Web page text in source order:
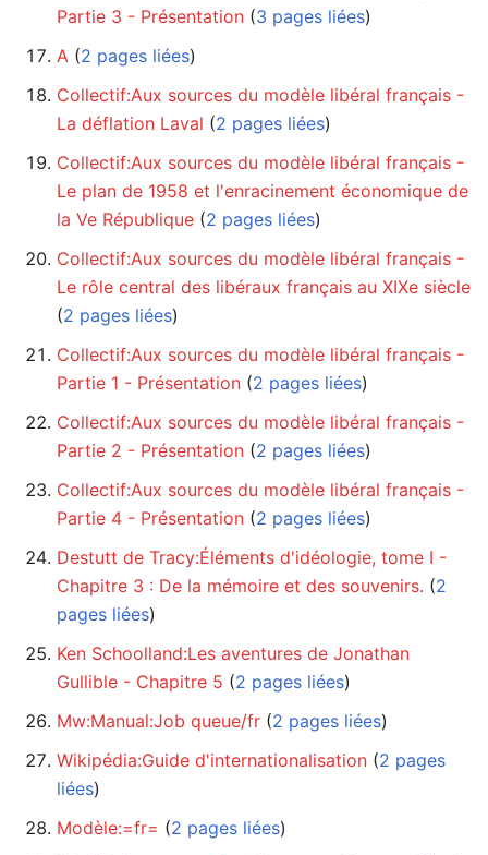
Partie 3 - Présentation ‏‎ (3 pages liées)
A ‏‎ (2 pages liées)
Collectif:Aux sources du modèle libéral français -
La déflation Laval ‏‎ (2 pages liées)
Collectif:Aux sources du modèle libéral français -
Le plan de 1958 et l'enracinement économique de
la Ve République ‏‎ (2 pages liées)
Collectif:Aux sources du modèle libéral français -
Le rôle central des libéraux français au XIXe siècle
(2 pages liées)
Collectif:Aux sources du modèle libéral français -
Partie 1 - Présentation ‏‎ (2 pages liées)
Collectif:Aux sources du modèle libéral français -
Partie 2 - Présentation ‏‎ (2 pages liées)
Collectif:Aux sources du modèle libéral français -
Partie 4 - Présentation ‏‎ (2 pages liées)
Destutt de Tracy:Éléments d'idéologie, tome I -
Chapitre 3 : De la mémoire et des souvenirs. ‏‎ (2
pages liées)
Ken Schoolland:Les aventures de Jonathan
Gullible - Chapitre 5 ‏‎ (2 pages liées)
Mw:Manual:Job queue/fr ‏‎ (2 pages liées)
Wikipédia:Guide d'internationalisation ‏‎ (2 pages
liées)
Modèle:=fr= ‏‎ (2 pages liées)